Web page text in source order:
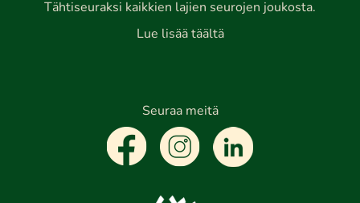
Tähtiseuraksi kaikkien lajien seurojen joukosta.
Lue lisää täältä
Seuraa meitä